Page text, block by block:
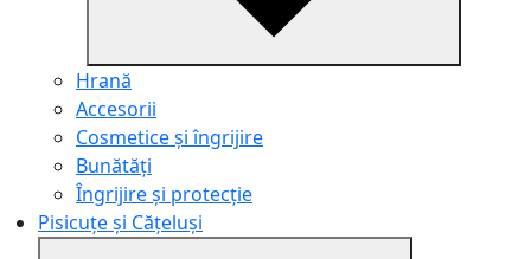
Hrană
Accesorii
Cosmetice și îngrijire
Bunătăți
Îngrijire și protecție
Pisicuțe și Cățeluși